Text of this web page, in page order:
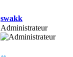
swakk
Administrateur